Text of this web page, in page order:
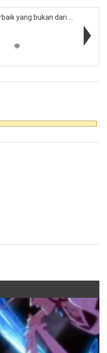
10 Manga Shonen Ongoing Terbaik yang bukan dari Sh...